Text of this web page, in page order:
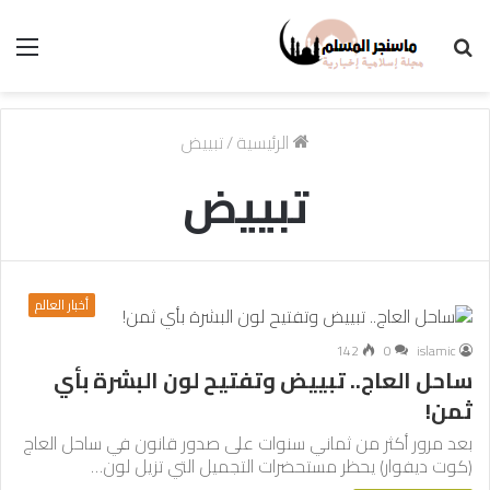
الرئيسية/تبييض
تبييض
أخبار العالم
islamic
0
142
ساحل العاج.. تبييض وتفتيح لون البشرة بأي
ثمن!
بعد مرور أكثر من ثماني سنوات على صدور قانون في ساحل العاج
(كوت ديفوار) يحظر مستحضرات التجميل التي تزيل لون…